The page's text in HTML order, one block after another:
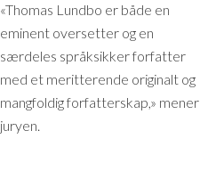
«Thomas Lundbo er både en
eminent oversetter og en
særdeles språksikker forfatter
med et meritterende originalt og
mangfoldig forfatterskap,» mener
juryen.